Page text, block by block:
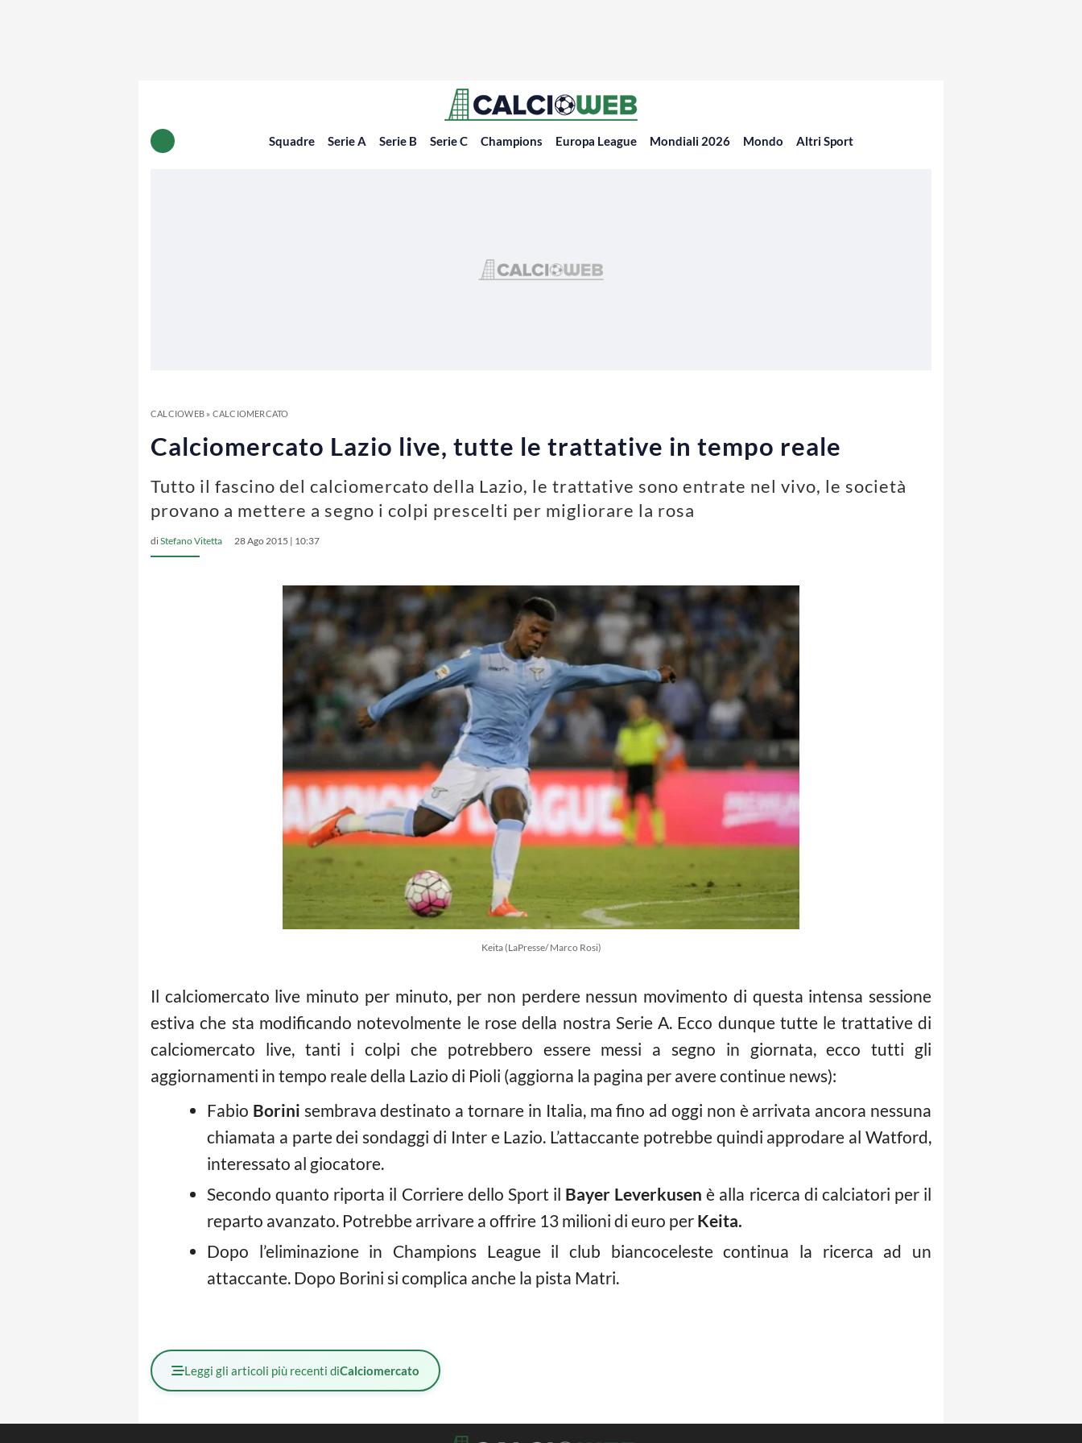
Squadre Serie A Serie B Serie C Champions Europa League Mondiali 2026 Mondo Altri Sport
CALCIOWEB» CALCIOMERCATO
Calciomercato Lazio live, tutte le trattative in tempo reale
Tutto il fascino del calciomercato della Lazio, le trattative sono entrate nel vivo, le società
provano a mettere a segno i colpi prescelti per migliorare la rosa
diStefano Vitetta 28 Ago 2015 | 10:37
Keita (LaPresse/ Marco Rosi)
Il calciomercato live minuto per minuto, per non perdere nessun movimento di questa intensa sessione
estiva che sta modificando notevolmente le rose della nostra Serie A. Ecco dunque tutte le trattative di
calciomercato live, tanti i colpi che potrebbero essere messi a segno in giornata, ecco tutti gli
aggiornamenti in tempo reale della Lazio di Pioli (aggiorna la pagina per avere continue news):
Fabio Borini sembrava destinato a tornare in Italia, ma fino ad oggi non è arrivata ancora nessuna
chiamata a parte dei sondaggi di Inter e Lazio. L’attaccante potrebbe quindi approdare al Watford,
interessato al giocatore.
Secondo quanto riporta il Corriere dello Sport il Bayer Leverkusen è alla ricerca di calciatori per il
reparto avanzato. Potrebbe arrivare a offrire 13 milioni di euro per Keita.
Dopo l’eliminazione in Champions League il club biancoceleste continua la ricerca ad un
attaccante. Dopo Borini si complica anche la pista Matri.
Leggi gli articoli più recenti diCalciomercato